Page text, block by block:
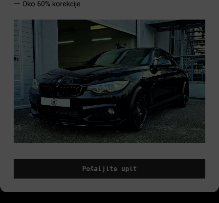
Oko 60% korekcije
Pošaljite upit